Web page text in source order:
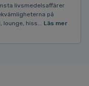
livsmedelsaffärer
på
lounge, hiss... Läs mer